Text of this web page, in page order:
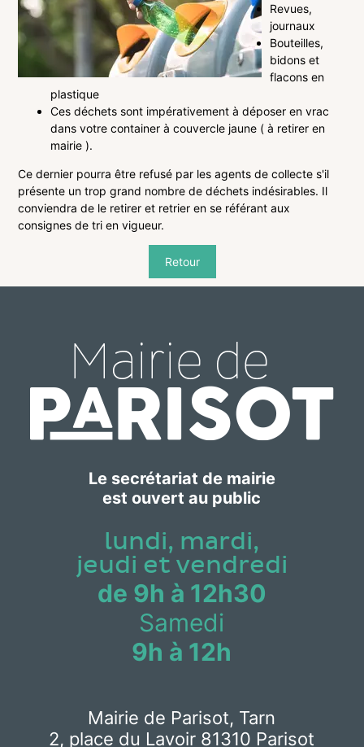
Revues,
journaux
Bouteilles,
bidons et
flacons en
plastique
Ces déchets sont impérativement à déposer en vrac
dans votre container à couvercle jaune ( à retirer en
mairie ).
Ce dernier pourra être refusé par les agents de collecte s'il
présente un trop grand nombre de déchets indésirables. Il
conviendra de le retirer et retrier en se référant aux
consignes de tri en vigueur.
Retour
Le secrétariat de mairie
est ouvert au public
lundi, mardi,
jeudi et vendredi
de 9h à 12h30
Samedi
9h à 12h
Mairie de Parisot, Tarn
2, place du Lavoir 81310 Parisot